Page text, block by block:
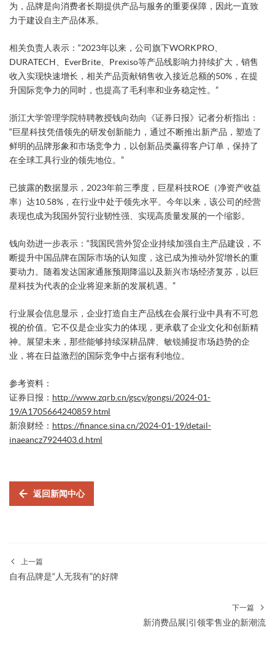
为，品牌是向消费者长期提供产品与服务的重要保障，因此一直致
力于建设自主产品体系。
相关负责人表示：“2023年以来，公司旗下WORKPRO、
DURATECH、EverBrite、Prexiso等产品线影响力持续扩大，销售
收入实现快速增长，相关产品贡献销售收入接近总额的50%，在提
升国际竞争力的同时，也提高了毛利率和业务稳定性。”
浙江大学管理学院特聘教授钱向劲向《证券日报》记者分析指出：
“巨星科技凭借领先的研发创新能力，通过不断推出新产品，塑造了
鲜明的品牌形象和市场竞争力，以创新品类赢得客户订单，保持了
在全球工具行业的领先地位。”
已披露的数据显示，2023年前三季度，巨星科技ROE（净资产收益
率）达10.58%，在行业中处于领先水平。今年以来，该公司的经营
表现也成为我国外贸行业韧性强、实现高质量发展的一个缩影。
钱向劲进一步表示：“我国民营外贸企业持续加强自主产品建设，不
断提升中国品牌在国际市场的认知度，这已成为推动外贸增长的重
要动力。随着发达国家通胀预期降温以及新兴市场经济复苏，以巨
星科技为代表的企业将迎来新的发展机遇。”
行业展会信息显示，企业打造自主产品线在会展行业中具有不可忽
视的价值。它不仅是企业实力的体现，更承载了企业文化和创新精
神。展望未来，那些能够持续深耕品牌、敏锐捕捉市场趋势的企
业，将在日益激烈的国际竞争中占据有利地位。
参考资料：
证券日报： http://www.zqrb.cn/gscy/gongsi/2024-01-
19/A1705664240859.html
新浪财经： https://finance.sina.cn/2024-01-19/detail-
inaeancz7924403.d.html
返回新闻中心
上一篇
自有品牌是“人无我有”的好牌
下一篇
新消费品展|引领零售业的新潮流